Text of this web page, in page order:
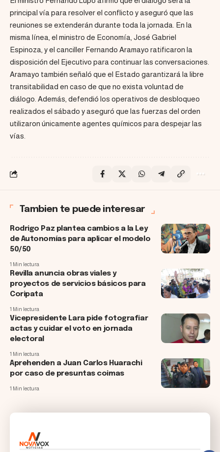
principal vía para resolver el conflicto y aseguró que las
reuniones se extenderán durante toda la jornada. En la
misma línea, el ministro de Economía, José Gabriel
Espinoza, y el canciller Fernando Aramayo ratificaron la
disposición del Ejecutivo para continuar las conversaciones.
Aramayo también señaló que el Estado garantizará la libre
transitabilidad en caso de que no exista voluntad de
diálogo. Además, defendió los operativos de desbloqueo
realizados el sábado y aseguró que las fuerzas del orden
utilizaron únicamente agentes químicos para despejar las
vías.
Tambien te puede interesar
Rodrigo Paz plantea cambios a la Ley
de Autonomías para aplicar el modelo
50/50
1 Min lectura
Revilla anuncia obras viales y
proyectos de servicios básicos para
Coripata
1 Min lectura
Vicepresidente Lara pide fotografiar
actas y cuidar el voto en jornada
electoral
1 Min lectura
Aprehenden a Juan Carlos Huarachi
por caso de presuntas coimas
1 Min lectura